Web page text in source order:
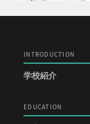
INTRODUCTION
学校紹介
EDUCATION